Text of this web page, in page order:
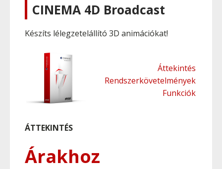
CINEMA 4D Broadcast
Készíts lélegzetelállító 3D animációkat!
Áttekintés
Rendszerkövetelmények
Funkciók
ÁTTEKINTÉS
Árakhoz